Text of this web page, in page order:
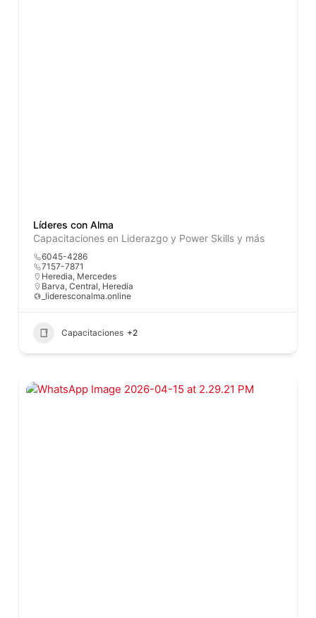
Líderes con Alma
Capacitaciones en Liderazgo y Power Skills y más
6045-4286
7157-7871
Heredia, Mercedes
Barva, Central, Heredia
_lideresconalma.online
Capacitaciones +2